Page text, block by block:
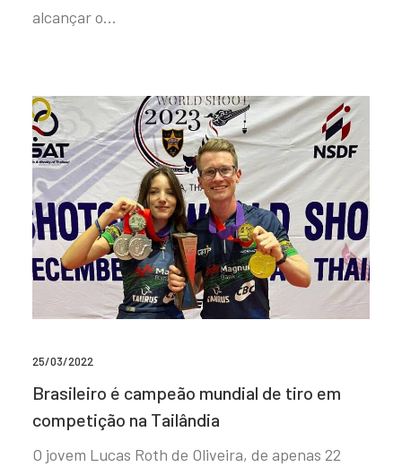
alcançar o…
25/03/2022
Brasileiro é campeão mundial de tiro em
competição na Tailândia
O jovem Lucas Roth de Oliveira, de apenas 22